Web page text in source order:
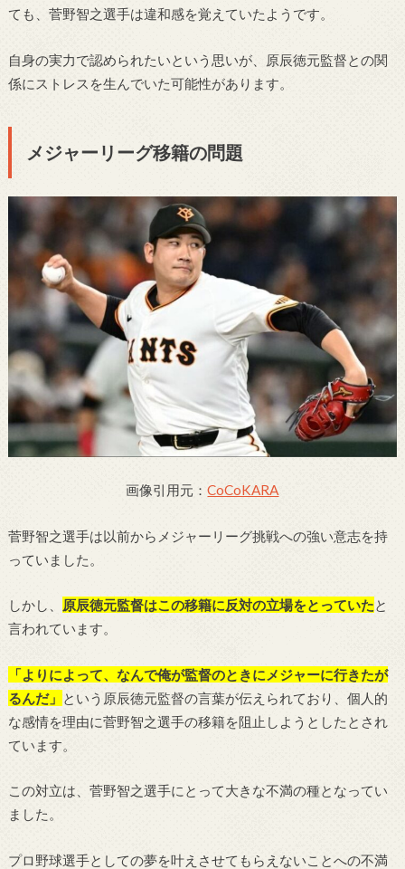
ても、菅野智之選手は違和感を覚えていたようです。
自身の実力で認められたいという思いが、原辰徳元監督との関
係にストレスを生んでいた可能性があります。
メジャーリーグ移籍の問題
画像引用元：CoCoKARA
菅野智之選手は以前からメジャーリーグ挑戦への強い意志を持
っていました。
しかし、 原辰徳元監督はこの移籍に反対の立場をとっていたと
言われています。
「よりによって、なんで俺が監督のときにメジャーに行きたが
るんだ」 という原辰徳元監督の言葉が伝えられており、個人的
な感情を理由に菅野智之選手の移籍を阻止しようとしたとされ
ています。
この対立は、菅野智之選手にとって大きな不満の種となってい
ました。
プロ野球選手としての夢を叶えさせてもらえないことへの不満